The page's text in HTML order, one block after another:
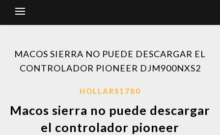
MACOS SIERRA NO PUEDE DESCARGAR EL
CONTROLADOR PIONEER DJM900NXS2
HOLLARS1780
Macos sierra no puede descargar
el controlador pioneer